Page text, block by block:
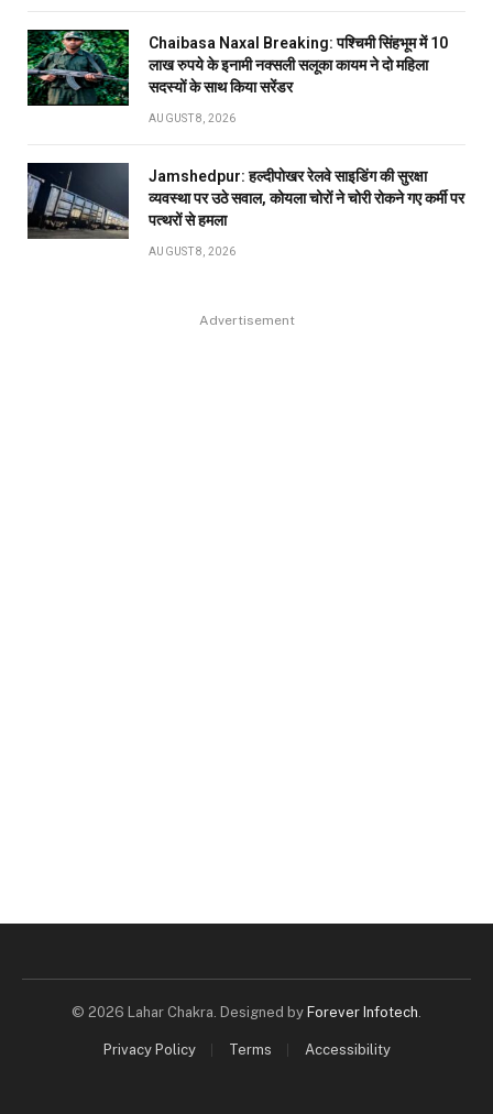
Chaibasa Naxal Breaking: पश्चिमी सिंहभूम में 10
लाख रुपये के इनामी नक्सली सलूका कायम ने दो महिला
सदस्यों के साथ किया सरेंडर
AUGUST 8, 2026
Jamshedpur: हल्दीपोखर रेलवे साइडिंग की सुरक्षा
व्यवस्था पर उठे सवाल, कोयला चोरों ने चोरी रोकने गए कर्मी पर
पत्थरों से हमला
AUGUST 8, 2026
Advertisement
© 2026 Lahar Chakra. Designed by Forever Infotech.
Privacy Policy Terms Accessibility